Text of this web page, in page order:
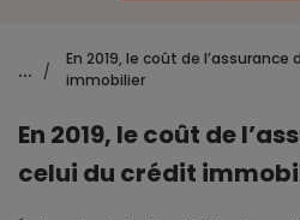
... /
En 2019, le coût de
immobilier
En 2019, le coût de
celui du crédit